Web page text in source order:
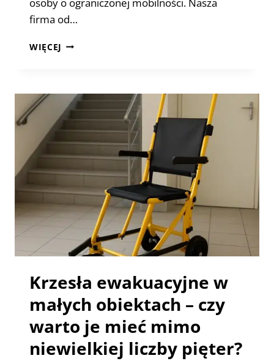
firma od…
WIĘCEJ KRZESŁO
DOMU
OPIEKI
–
JAKIE
PARAMETRY
MAJĄ
NAJWIĘKSZE
ZNACZENIE?
Krzesła ewakuacyjne w
małych obiektach – czy
warto je mieć mimo
niewielkiej liczby pięter?